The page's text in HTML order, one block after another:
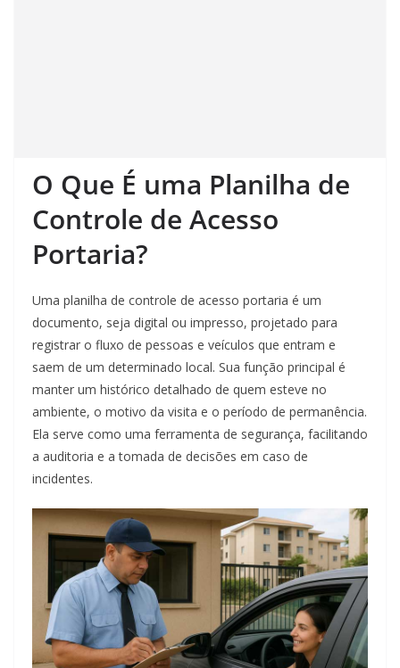
O Que É uma Planilha de
Controle de Acesso
Portaria?
Uma planilha de controle de acesso portaria é um
documento, seja digital ou impresso, projetado para
registrar o fluxo de pessoas e veículos que entram e
saem de um determinado local. Sua função principal é
manter um histórico detalhado de quem esteve no
ambiente, o motivo da visita e o período de permanência.
Ela serve como uma ferramenta de segurança, facilitando
a auditoria e a tomada de decisões em caso de
incidentes.